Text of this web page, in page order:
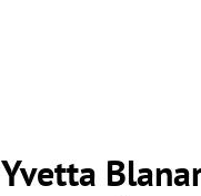
Yvetta